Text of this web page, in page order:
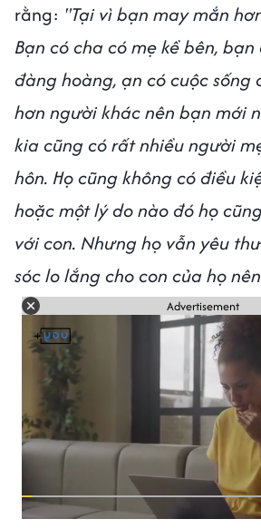
rằng: "Tại vì bạn may mắn
Bạn có cha có mẹ kề bên,
đàng hoàng, ạn có cuộc sống
hơn người khác nên bạn mới
kia cũng có rất nhiều người
hôn. Họ cũng không có điều
hoặc một lý do nào đó họ
với con. Nhưng họ vẫn yêu
sóc lo lắng cho con của họ
Advertisement